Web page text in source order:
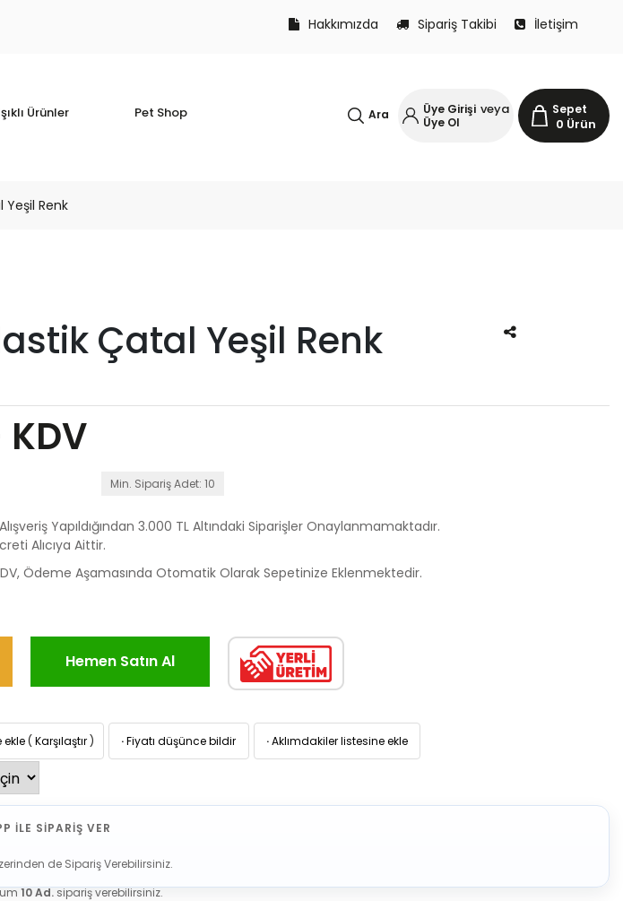
Hakkımızda Sipariş Takibi İletişim
Ürünler Pet Shop Sepet
0 Ürün
Üye Girişi veya
Üye Ol
Ara
Renk
Çatal Yeşil Renk
KDV
Min. Sipariş Adet: 10
Yapıldığından 3.000 TL Altındaki Siparişler Onaylanmamaktadır.
Alıcıya Aittir.
Ödeme Aşamasında Otomatik Olarak Sepetinize Eklenmektedir.
Hemen Satın Al
ekle ( Karşılaştır ) ·Fiyatı düşünce bildir ·Aklımdakiler listesine ekle
İLE SİPARİŞ VER
de Sipariş Verebilirsiniz.
10 Ad.sipariş verebilirsiniz.